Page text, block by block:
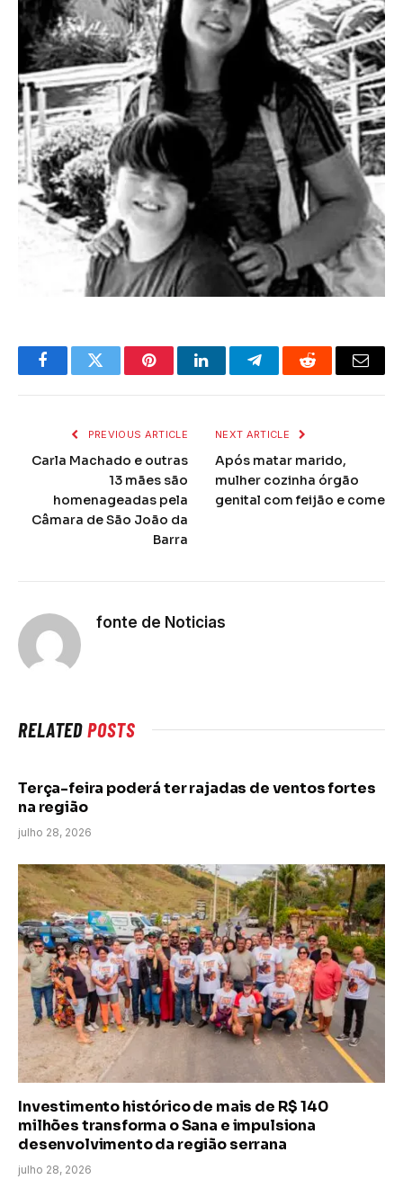
FacebookTwitter PinterestLinkedInTelegramReddit Email
PREVIOUS ARTICLE
Carla Machado e outras
13 mães são
homenageadas pela
Câmara de São João da
Barra
NEXT ARTICLE
Após matar marido,
mulher cozinha órgão
genital com feijão e come
fonte de Noticias
RELATEDPOSTS
Terça-feira poderá ter rajadas de ventos fortes
na região
julho 28, 2026
Investimento histórico de mais de R$ 140
milhões transforma o Sana e impulsiona
desenvolvimento da região serrana
julho 28, 2026